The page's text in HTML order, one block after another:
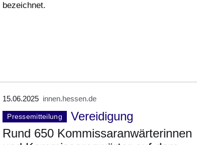
bezeichnet.
15.06.2025 innen.hessen.de
Pressemitteilung
Vereidigung
Rund 650 Kommissaranwärterinnen